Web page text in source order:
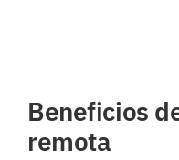
Beneficios
remota